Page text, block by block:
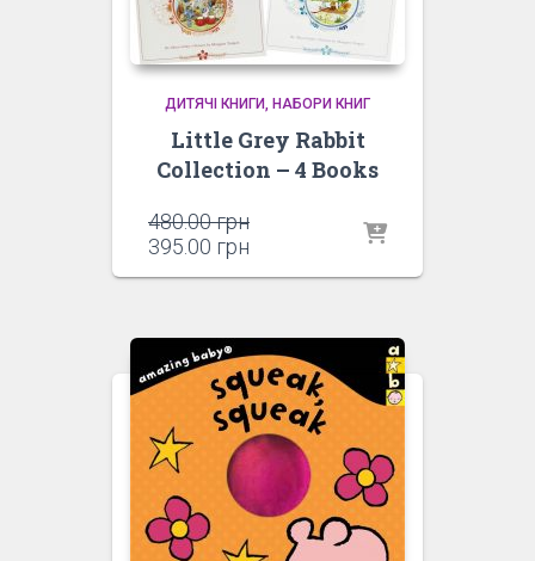
ДИТЯЧІ КНИГИ НАБОРИ КНИГ
Little Grey Rabbit
Collection – 4 Books
480.00грнОригінальна
395.00 грн